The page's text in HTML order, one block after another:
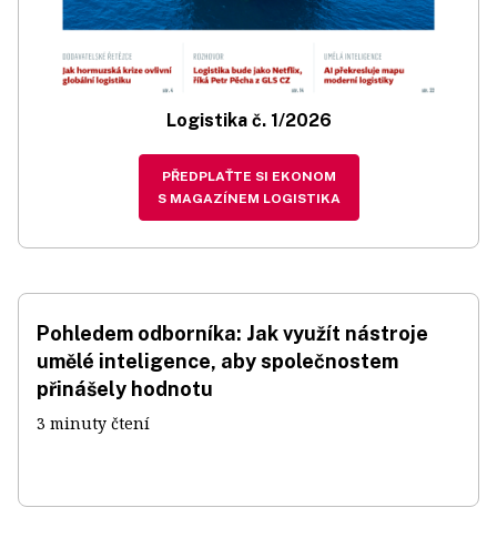
Logistika č. 1/2026
PŘEDPLAŤTE SI EKONOM
S MAGAZÍNEM LOGISTIKA
Pohledem odborníka: Jak využít nástroje
umělé inteligence, aby společnostem
přinášely hodnotu
3 minuty čtení